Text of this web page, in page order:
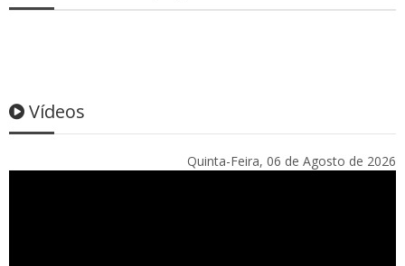
Vídeos
Quinta-Feira, 06 de Agosto de 2026